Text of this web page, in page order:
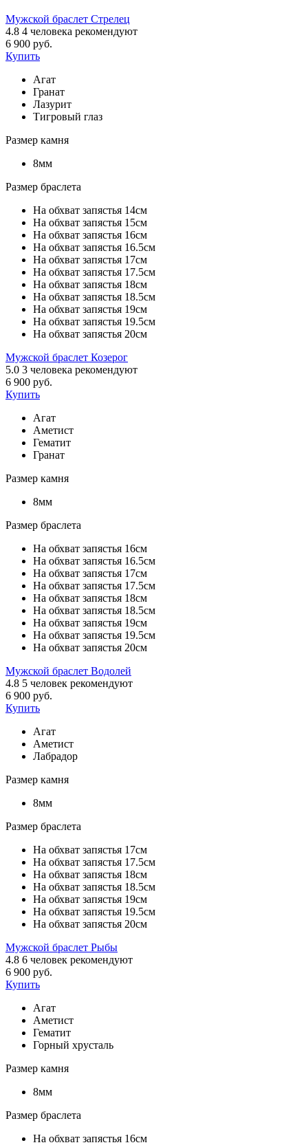
Мужской браслет Стрелец
4.8 4 человека рекомендуют
6 900 руб.
Купить
Агат
Гранат
Лазурит
Тигровый глаз
Размер камня
8мм
Размер браслета
На обхват запястья 14см
На обхват запястья 15см
На обхват запястья 16см
На обхват запястья 16.5см
На обхват запястья 17см
На обхват запястья 17.5см
На обхват запястья 18см
На обхват запястья 18.5см
На обхват запястья 19см
На обхват запястья 19.5см
На обхват запястья 20см
Мужской браслет Козерог
5.0 3 человека рекомендуют
6 900 руб.
Купить
Агат
Аметист
Гематит
Гранат
Размер камня
8мм
Размер браслета
На обхват запястья 16см
На обхват запястья 16.5см
На обхват запястья 17см
На обхват запястья 17.5см
На обхват запястья 18см
На обхват запястья 18.5см
На обхват запястья 19см
На обхват запястья 19.5см
На обхват запястья 20см
Мужской браслет Водолей
4.8 5 человек рекомендуют
6 900 руб.
Купить
Агат
Аметист
Лабрадор
Размер камня
8мм
Размер браслета
На обхват запястья 17см
На обхват запястья 17.5см
На обхват запястья 18см
На обхват запястья 18.5см
На обхват запястья 19см
На обхват запястья 19.5см
На обхват запястья 20см
Мужской браслет Рыбы
4.8 6 человек рекомендуют
6 900 руб.
Купить
Агат
Аметист
Гематит
Горный хрусталь
Размер камня
8мм
Размер браслета
На обхват запястья 16см